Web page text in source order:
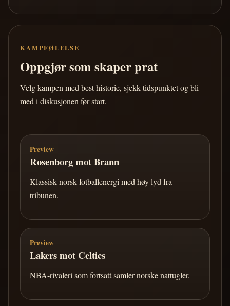
KAMPFØLELSE
Oppgjør som skaper prat
Velg kampen med best historie, sjekk tidspunktet og bli
med i diskusjonen før start.
Preview
Rosenborg mot Brann
Klassisk norsk fotballenergi med høy lyd fra
tribunen.
Preview
Lakers mot Celtics
NBA-rivaleri som fortsatt samler norske nattugler.